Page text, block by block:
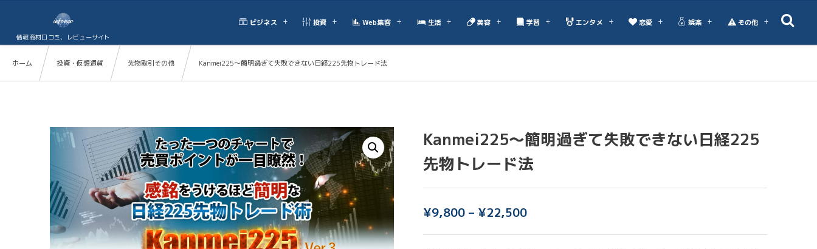
情報商材口コミ、レビューサイト
ビジネス 投資 Web集客 生活 美容 学習 エンタメ 恋愛 娯楽 その他
ホーム 投資・仮想通貨 先物取引その他 Kanmei225〜簡明過ぎて失敗できない日経225先物トレード法
Kanmei225〜簡明過ぎて失敗できない日経225
先物トレード法
¥9,800– ¥22,500